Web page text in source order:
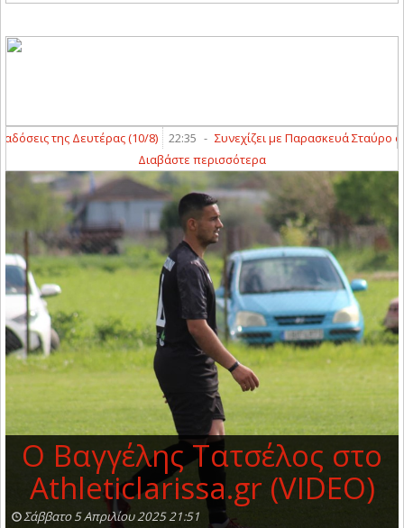
της Δευτέρας (10/8) 22:35 - Συνεχίζει με Παρασκευά Σταύρο ο
Διαβάστε περισσότερα
O Βαγγέλης Τατσέλος στο
Athleticlarissa.gr (VIDEO)
Σάββατο 5 Απριλίου 2025 21:51